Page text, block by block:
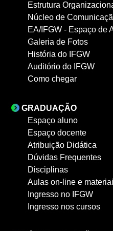
Estrutura
Núcleo de
EA/IFGW - Espaço de
Galeria de Fotos
História do IFGW
Auditório do IFGW
Como chegar
GRADUAÇÃO
Espaço aluno
Espaço docente
Atribuição Didática
Dúvidas Frequentes
Disciplinas
Aulas on-line e
Ingresso no IFGW
Ingresso nos cursos